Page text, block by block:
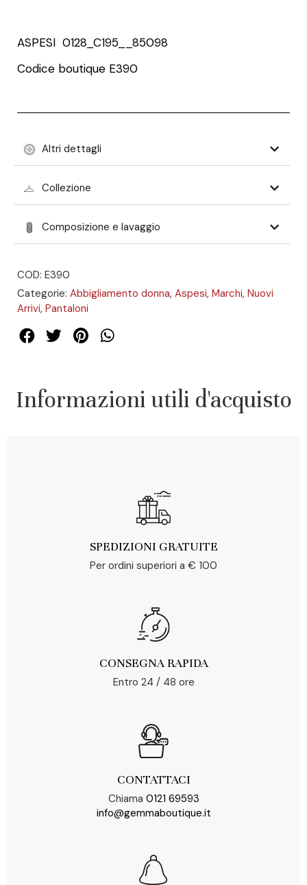
ASPESI 0128_C195__85098
Codice boutique E390
Altri dettagli
Collezione
Composizione e lavaggio
COD: E390
Categorie: Abbigliamento donna, Aspesi, Marchi, Nuovi
Arrivi, Pantaloni
Informazioni utili d'acquisto
SPEDIZIONI GRATUITE
Per ordini superiori a € 100
CONSEGNA RAPIDA
Entro 24 / 48 ore
CONTATTACI
Chiama 0121 69593
info@gemmaboutique.it